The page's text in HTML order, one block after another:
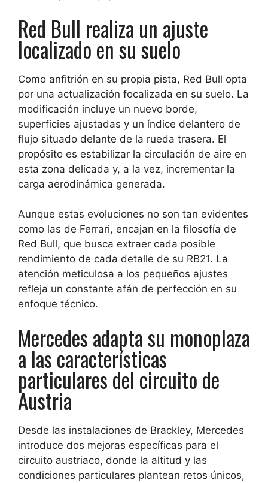
Red Bull realiza un ajuste
localizado en su suelo
Como anfitrión en su propia pista, Red Bull opta
por una actualización focalizada en su suelo. La
modificación incluye un nuevo borde,
superficies ajustadas y un índice delantero de
flujo situado delante de la rueda trasera. El
propósito es estabilizar la circulación de aire en
esta zona delicada y, a la vez, incrementar la
carga aerodinámica generada.
Aunque estas evoluciones no son tan evidentes
como las de Ferrari, encajan en la filosofía de
Red Bull, que busca extraer cada posible
rendimiento de cada detalle de su RB21. La
atención meticulosa a los pequeños ajustes
refleja un constante afán de perfección en su
enfoque técnico.
Mercedes adapta su monoplaza
a las características
particulares del circuito de
Austria
Desde las instalaciones de Brackley, Mercedes
introduce dos mejoras específicas para el
circuito austriaco, donde la altitud y las
condiciones particulares plantean retos únicos,